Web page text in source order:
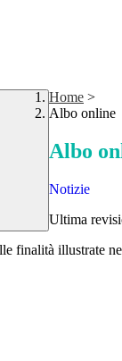
Home >
Albo online
Albo
Notizie
Ultima
finalità illustrate